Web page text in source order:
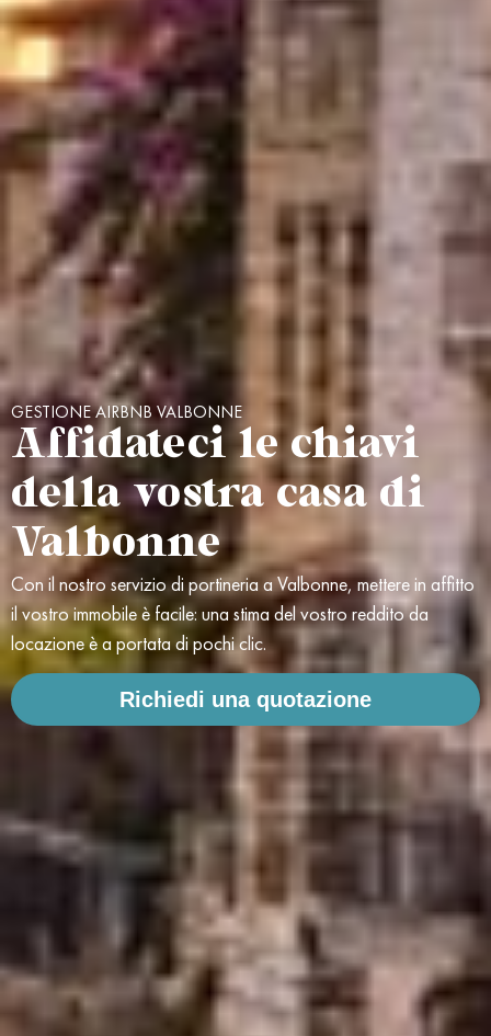
GESTIONE AIRBNB VALBONNE
Affidateci le chiavi
della vostra casa di
Valbonne
Con il nostro servizio di portineria a Valbonne, mettere in affitto
il vostro immobile è facile: una stima del vostro reddito da
locazione è a portata di pochi clic.
Richiedi una quotazione